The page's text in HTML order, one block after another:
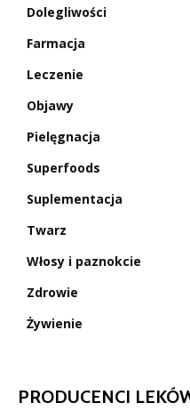
Dolegliwości
Farmacja
Leczenie
Objawy
Pielęgnacja
Superfoods
Suplementacja
Twarz
Włosy i paznokcie
Zdrowie
Żywienie
PRODUCENCI